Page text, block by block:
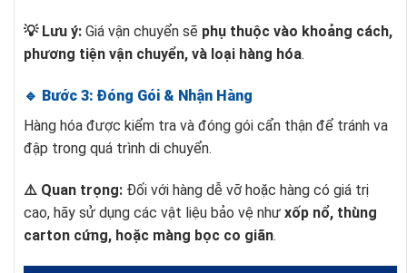
💡 Lưu ý: Giá vận chuyển sẽ phụ thuộc vào khoảng cách,
phương tiện vận chuyển, và loại hàng hóa.
🔹 Bước 3: Đóng Gói & Nhận Hàng
Hàng hóa được kiểm tra và đóng gói cẩn thận để tránh va
đập trong quá trình di chuyển.
⚠️ Quan trọng: Đối với hàng dễ vỡ hoặc hàng có giá trị
cao, hãy sử dụng các vật liệu bảo vệ như xốp nổ, thùng
carton cứng, hoặc màng bọc co giãn.